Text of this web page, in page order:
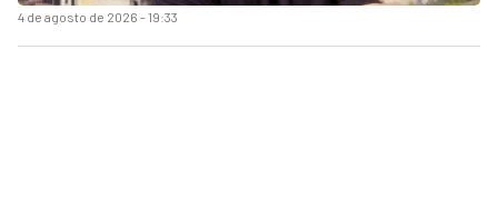
4 de agosto de 2026 - 19:33